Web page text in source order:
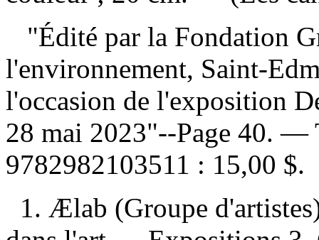
"Édité par la Fondation
l'environnement, Saint-
l'occasion de l'exposition
28 mai 2023"--Page 40.
9782982103511 : 15,00 $.
1. Ælab (Groupe